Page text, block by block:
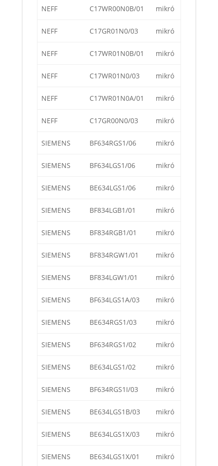
NEFF C17WR00N0B/01 mikró
NEFF C17GR01N0/03 mikró
NEFF C17WR01N0B/01 mikró
NEFF C17WR01N0/03 mikró
NEFF C17WR01N0A/01 mikró
NEFF C17GR00N0/03 mikró
SIEMENS BF634RGS1/06 mikró
SIEMENS BF634LGS1/06 mikró
SIEMENS BE634LGS1/06 mikró
SIEMENS BF834LGB1/01 mikró
SIEMENS BF834RGB1/01 mikró
SIEMENS BF834RGW1/01 mikró
SIEMENS BF834LGW1/01 mikró
SIEMENS BF634LGS1A/03 mikró
SIEMENS BE634RGS1/03 mikró
SIEMENS BF634RGS1/02 mikró
SIEMENS BE634LGS1/02 mikró
SIEMENS BF634RGS1I/03 mikró
SIEMENS BE634LGS1B/03 mikró
SIEMENS BE634LGS1X/03 mikró
SIEMENS BE634LGS1X/01 mikró